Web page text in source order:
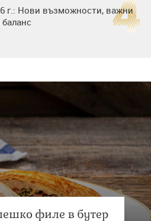
г.: Нови възможности, важни
заедно на яхта
филе в бутер